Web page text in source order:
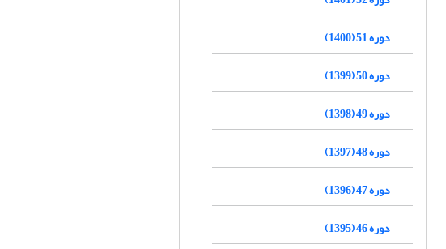
دوره 51 (1400)
دوره 50 (1399)
دوره 49 (1398)
دوره 48 (1397)
دوره 47 (1396)
دوره 46 (1395)